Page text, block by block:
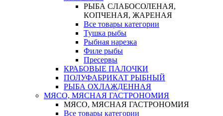
РЫБА СЛАБОСОЛЕНАЯ,
КОПЧЕНАЯ, ЖАРЕНАЯ
Все товары категории
Тушка рыбы
Рыбная нарезка
Филе рыбы
Пресервы
КРАБОВЫЕ ПАЛОЧКИ
ПОЛУФАБРИКАТ РЫБНЫЙ
РЫБА ОХЛАЖДЕННАЯ
МЯСО, МЯСНАЯ ГАСТРОНОМИЯ
МЯСО, МЯСНАЯ ГАСТРОНОМИЯ
Все товары категории